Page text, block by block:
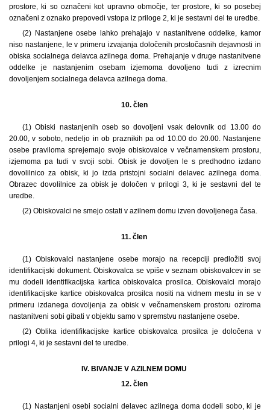
prostore, ki so označeni kot upravno območje, ter prostore, ki so posebej
označeni z oznako prepovedi vstopa iz priloge 2, ki je sestavni del te uredbe.
(2) Nastanjene osebe lahko prehajajo v nastanitvene oddelke, kamor
niso nastanjene, le v primeru izvajanja določenih prostočasnih dejavnosti in
obiska socialnega delavca azilnega doma. Prehajanje v druge nastanitvene
oddelke je nastanjenim osebam izjemoma dovoljeno tudi z izrecnim
dovoljenjem socialnega delavca azilnega doma.
10. člen
(1) Obiski nastanjenih oseb so dovoljeni vsak delovnik od 13.00 do
20.00, v soboto, nedeljo in ob praznikih pa od 10.00 do 20.00. Nastanjene
osebe praviloma sprejemajo svoje obiskovalce v večnamenskem prostoru,
izjemoma pa tudi v svoji sobi. Obisk je dovoljen le s predhodno izdano
dovolilnico za obisk, ki jo izda pristojni socialni delavec azilnega doma.
Obrazec dovolilnice za obisk je določen v prilogi 3, ki je sestavni del te
uredbe.
(2) Obiskovalci ne smejo ostati v azilnem domu izven dovoljenega časa.
11. člen
(1) Obiskovalci nastanjene osebe morajo na recepciji predložiti svoj
identifikacijski dokument. Obiskovalca se vpiše v seznam obiskovalcev in se
mu dodeli identifikacijska kartica obiskovalca prosilca. Obiskovalci morajo
identifikacijske kartice obiskovalca prosilca nositi na vidnem mestu in se v
primeru izdanega dovoljenja za obisk v večnamenskem prostoru oziroma
nastanitveni sobi gibati v objektu samo v spremstvu nastanjene osebe.
(2) Oblika identifikacijske kartice obiskovalca prosilca je določena v
prilogi 4, ki je sestavni del te uredbe.
IV. BIVANJE V AZILNEM DOMU
12. člen
(1) Nastanjeni osebi socialni delavec azilnega doma dodeli sobo, ki je